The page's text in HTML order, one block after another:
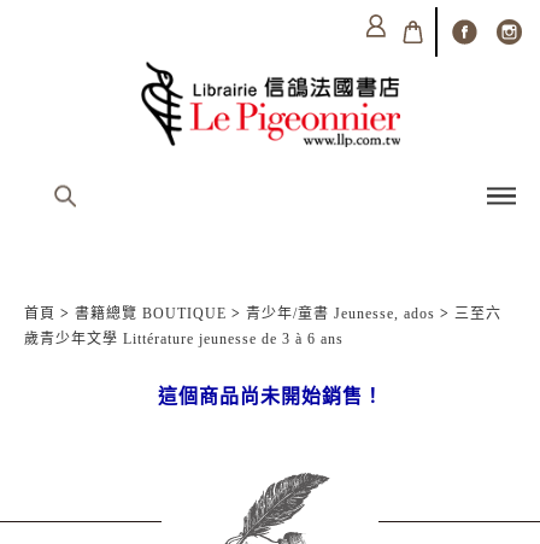
首頁 > 書籍總覽 BOUTIQUE > 青少年/童書 Jeunesse, ados > 三至六
歲青少年文學 Littérature jeunesse de 3 à 6 ans
這個商品尚未開始銷售！